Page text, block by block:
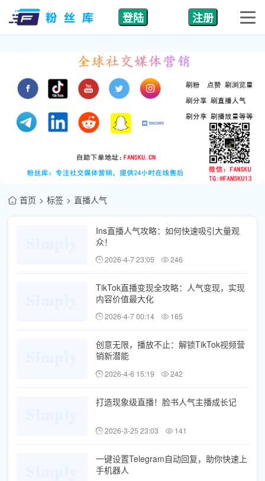
登陆 注册
首页 标签 直播人气
Ins直播人气攻略：如何快速吸引大量观
众！
2026-4-7 23:05 246
TikTok直播变现全攻略：人气变现，实现
内容价值最大化
2026-4-7 00:14 165
创意无限，播放不止：解锁TikTok视频营
销新潜能
2026-4-6 15:19 242
打造现象级直播！脸书人气主播成长记
2026-3-25 23:03 141
一键设置Telegram自动回复，助你快速上
手机器人